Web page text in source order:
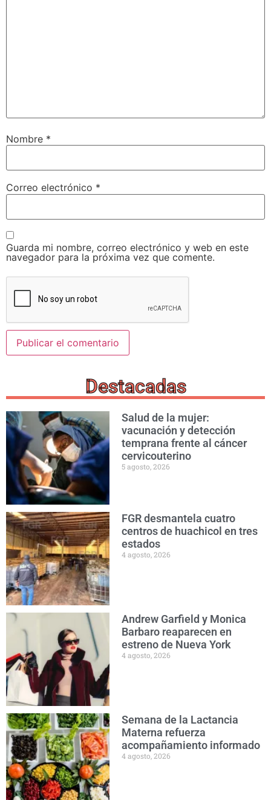
Nombre *
Correo electrónico *
Guarda mi nombre, correo electrónico y web en este
navegador para la próxima vez que comente.
Destacadas
Salud de la mujer:
vacunación y detección
temprana frente al cáncer
cervicouterino
5 agosto, 2026
FGR desmantela cuatro
centros de huachicol en tres
estados
4 agosto, 2026
Andrew Garfield y Monica
Barbaro reaparecen en
estreno de Nueva York
4 agosto, 2026
Semana de la Lactancia
Materna refuerza
acompañamiento informado
4 agosto, 2026